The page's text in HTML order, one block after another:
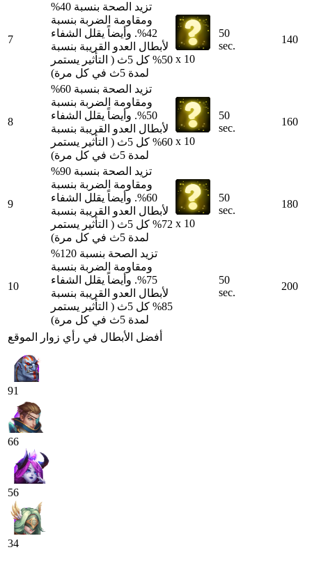
7
تزيد الصحة بنسبة 40%
ومقاومة الضربة بنسبة
42%. وأيضاً يقلل الشفاء
لأبطال العدو القريبة بنسبة
50% كل 5ث ( التأثير يستمر
لمدة 5ث في كل مرة)
x 10
50
sec.
140
8
تزيد الصحة بنسبة 60%
ومقاومة الضربة بنسبة
50%. وأيضاً يقلل الشفاء
لأبطال العدو القريبة بنسبة
60% كل 5ث ( التأثير يستمر
لمدة 5ث في كل مرة)
x 10
50
sec.
160
9
تزيد الصحة بنسبة 90%
ومقاومة الضربة بنسبة
60%. وأيضاً يقلل الشفاء
لأبطال العدو القريبة بنسبة
72% كل 5ث ( التأثير يستمر
لمدة 5ث في كل مرة)
x 10
50
sec.
180
10
تزيد الصحة بنسبة 120%
ومقاومة الضربة بنسبة
75%. وأيضاً يقلل الشفاء
لأبطال العدو القريبة بنسبة
85% كل 5ث ( التأثير يستمر
لمدة 5ث في كل مرة)
50
sec.
200
أفضل الأبطال في رأي زوار الموقع
91
66
56
34